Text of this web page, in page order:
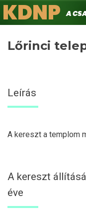
Ugrás
a
Keresés
KDNPA családokért.
Lőrinci
Leírás
A kereszt a templom
A kereszt
éve